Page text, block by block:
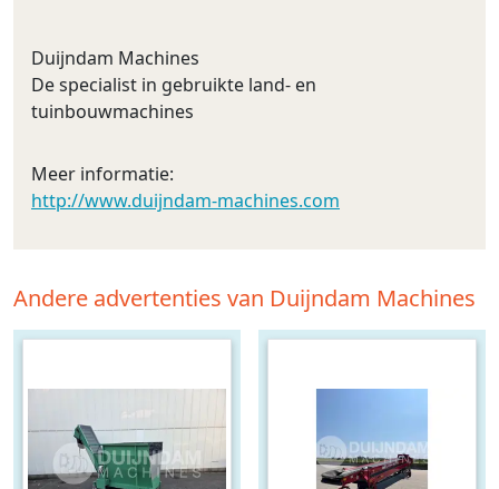
Duijndam Machines
De specialist in gebruikte land- en
tuinbouwmachines
Meer informatie:
http://www.duijndam-machines.com
Andere advertenties van Duijndam Machines